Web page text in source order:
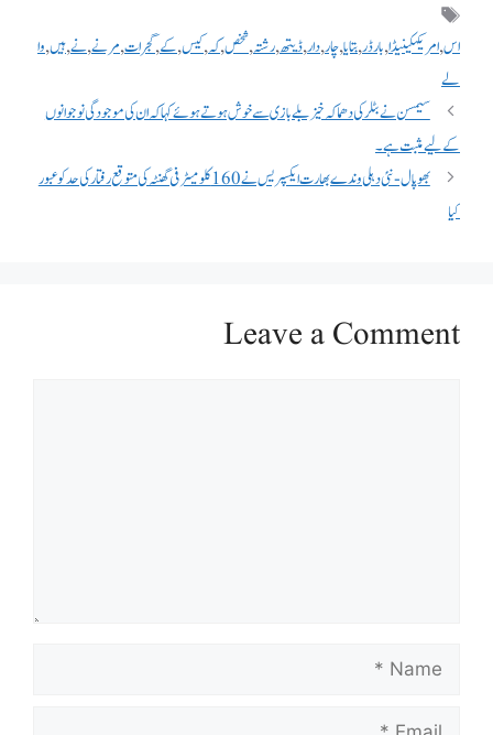
اس,امریکہکینیڈا,بارڈر,بتایا,چار,دار,ڈیتھ,رشتہ,شخص,کہ,کیس,کے,گجرات,مرنے,نے,ہیں,وا
لے
سیمسن نے بٹلر کی دھماکہ خیز بلے بازی سے خوش ہوتے ہوئے کہا کہ ان کی موجودگی نوجوانوں
کے لیے مثبت ہے۔
بھوپال-نئی دہلی وندے بھارت ایکسپریس نے 160 کلومیٹر فی گھنٹہ کی متوقع رفتار کی حد کو عبور
کیا
Leave a Comment